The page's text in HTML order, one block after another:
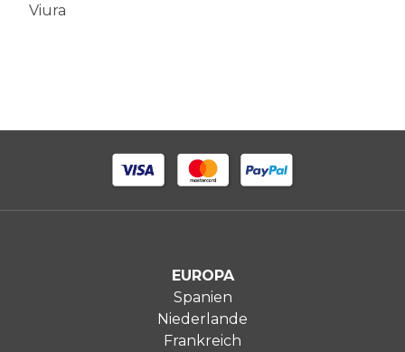
Viura
EUROPA
Spanien
Niederlande
Frankreich